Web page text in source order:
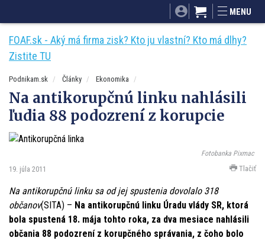
Mnamky-recepty.sk
MENU
FOAF.sk - Aký má firma zisk? Kto ju vlastní? Kto má dlhy?
Zistite TU
Podnikam.sk Články Ekonomika
Na antikorupčnú linku nahlásili
ľudia 88 podozrení z korupcie
Fotobanka Pixmac
19. júla 2011 Tlačiť
Na antikorupčnú linku sa od jej spustenia dovolalo 318
občanov(SITA) – Na antikorupčnú linku Úradu vlády SR, ktorá
bola spustená 18. mája tohto roka, za dva mesiace nahlásili
občania 88 podozrení z korupčného správania, z čoho bolo